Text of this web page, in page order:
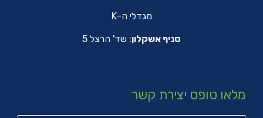
מגדלי ה-K
סניף אשקלון: שד' הרצל 5
מלאו טופס יצירת קשר